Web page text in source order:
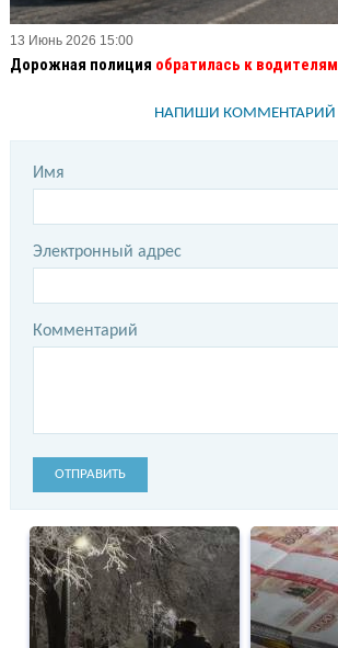
13 Июнь 2026 15:00
Дорожная полиция обратилась к водителям
НАПИШИ КОММЕНТАРИЙ
Имя
Электронный адрес
Комментарий
ОТПРАВИТЬ